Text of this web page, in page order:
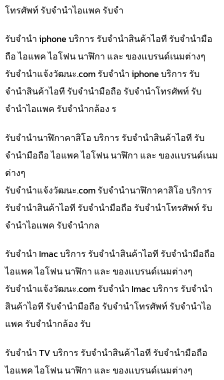
โทรศัพท์ รับจำนำไอแพค รับจำ
รับจำนำ iphone บริการ รับจำนำสินค้าไอที รับจำนำมือ
ถือ ไอแพค ไอโฟน นาฬิกา และ ของแบรนด์เนมต่างๆ
รับจํานําแจ้งวัฒนะ.com รับจำนำ iphone บริการ รับ
จำนำสินค้าไอที รับจำนำมือถือ รับจำนำโทรศัพท์ รับ
จำนำไอแพค รับจำนำกล้อง ร
รับจำนำนาฬิกาคาสิโอ บริการ รับจำนำสินค้าไอที รับ
จำนำมือถือ ไอแพค ไอโฟน นาฬิกา และ ของแบรนด์เนม
ต่างๆ
รับจํานําแจ้งวัฒนะ.com รับจำนำนาฬิกาคาสิโอ บริการ
รับจำนำสินค้าไอที รับจำนำมือถือ รับจำนำโทรศัพท์ รับ
จำนำไอแพค รับจำนำกล
รับจำนำ Imac บริการ รับจำนำสินค้าไอที รับจำนำมือถือ
ไอแพค ไอโฟน นาฬิกา และ ของแบรนด์เนมต่างๆ
รับจํานําแจ้งวัฒนะ.com รับจำนำ Imac บริการ รับจำนำ
สินค้าไอที รับจำนำมือถือ รับจำนำโทรศัพท์ รับจำนำไอ
แพค รับจำนำกล้อง รับ
รับจำนำ TV บริการ รับจำนำสินค้าไอที รับจำนำมือถือ
ไอแพค ไอโฟน นาฬิกา และ ของแบรนด์เนมต่างๆ